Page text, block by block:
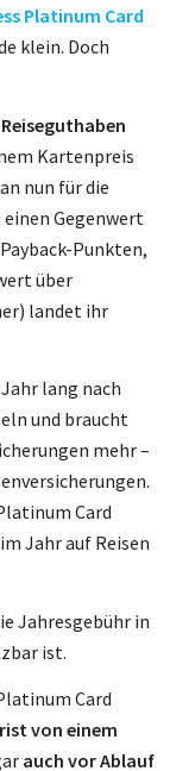
Platinum Card
klein. Doch
Reiseguthaben
Kartenpreis
nun für die
Gegenwert
Punkten,
über
landet ihr
lang nach
und braucht
mehr –
Card
Jahr auf Reisen
Jahresgebühr in
ist.
Card
von einem
auch vor Ablauf